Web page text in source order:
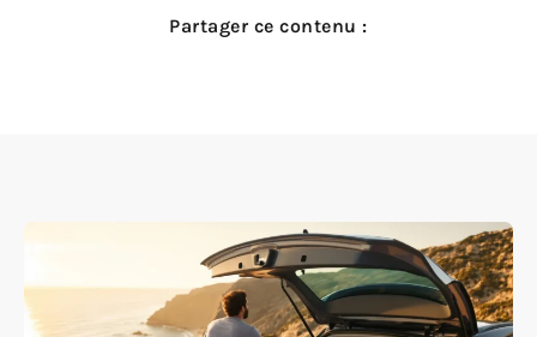
Partager ce contenu :